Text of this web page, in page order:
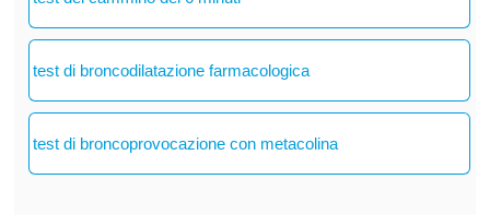
test di broncodilatazione farmacologica
test di broncoprovocazione con metacolina